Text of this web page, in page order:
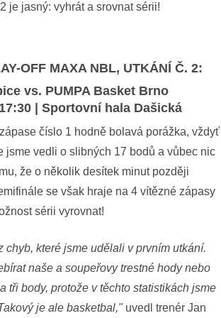
je jasný: vyhrát a srovnat sérii!
OFF MAXA NBL, UTKÁNÍ Č. 2:
vs. PUMPA Basket Brno
| Sportovní hala Dašická
číslo 1 hodně bolavá porážka, vždyť
jsme vedli o slibných 17 bodů a vůbec nic
že o několik desítek minut později
se však hraje na 4 vítězné zápasy
sérii vyrovnat!
chyb, které jsme udělali v prvním utkání.
naše a soupeřovy trestné hody nebo
tři body, protože v těchto statistikách jsme
je ale basketbal," uvedl trenér Jan